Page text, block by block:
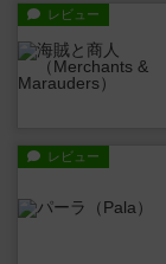
レビュー
レビュー